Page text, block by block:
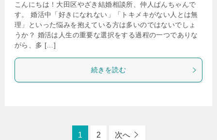
こんにちは！大田区やざき結婚相談所、仲人ぱんちゃんで
す。 婚活中「好きになれない」「トキメキがない人とは無
理」といった悩みを抱えている方は多いのではないでしょ
うか？ 婚活は人生の重要な選択をする過程の一つでありな
がら、多 […]
続きを読む
1 2 次へ